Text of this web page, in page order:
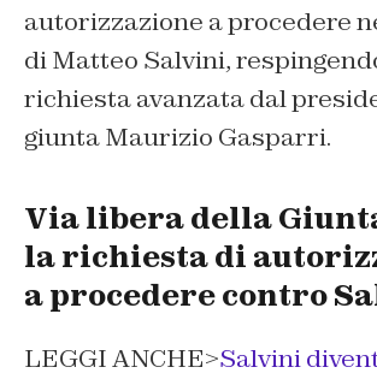
autorizzazione a procedere
di Matteo Salvini,
richiesta avanzata dal
giunta Maurizio Gasparri.
Via libera della
la richiesta di
a procedere contro
LEGGI ANCHE>Salvini